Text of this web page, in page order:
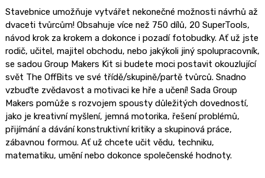
Stavebnice umožňuje vytvářet nekonečné možnosti návrhů až
dvaceti tvůrcům! Obsahuje více než 750 dílů, 20 SuperTools,
návod krok za krokem a dokonce i pozadí fotobudky. Ať už jste
rodič, učitel, majitel obchodu, nebo jakýkoli jiný spolupracovník,
se sadou Group Makers Kit si budete moci postavit okouzlující
svět The OffBits ve své třídě/skupině/partě tvůrců. Snadno
vzbuďte zvědavost a motivaci ke hře a učení! Sada Group
Makers pomůže s rozvojem spousty důležitých dovedností,
jako je kreativní myšlení, jemná motorika, řešení problémů,
přijímání a dávání konstruktivní kritiky a skupinová práce,
zábavnou formou. Ať už chcete učit vědu, techniku,
matematiku, umění nebo dokonce společenské hodnoty.